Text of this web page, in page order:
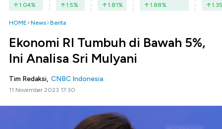
1.04% 1.5% 1.81% 1.88% 1.35
HOME News Berita
Ekonomi RI Tumbuh di Bawah 5%,
Ini Analisa Sri Mulyani
Tim Redaksi, CNBC Indonesia
11 November 2023 17:30